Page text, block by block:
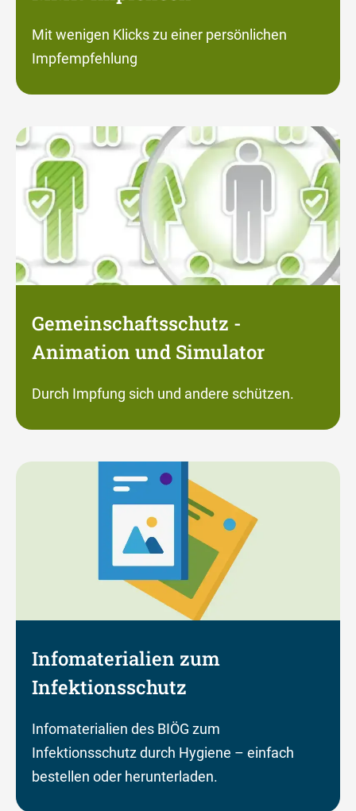
Mit wenigen Klicks zu einer persönlichen
Impfempfehlung
Gemeinschaftsschutz -
Animation und Simulator
Durch Impfung sich und andere schützen.
Infomaterialien zum
Infektionsschutz
Infomaterialien des BIÖG zum
Infektionsschutz durch Hygiene – einfach
bestellen oder herunterladen.